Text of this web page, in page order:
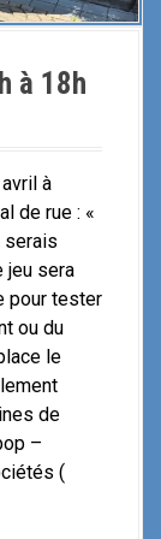
à 18h
à
de rue : «
serais
jeu sera
pour tester
ou du
le
de
–
(